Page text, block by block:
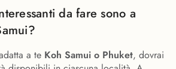
da fare sono a
a te Koh Samui o Phuket, dovrai